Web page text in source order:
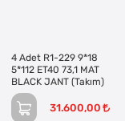
4 Adet R1-229 9*18
5*112 ET40 73,1 MAT
BLACK JANT (Takım)
31.600,00